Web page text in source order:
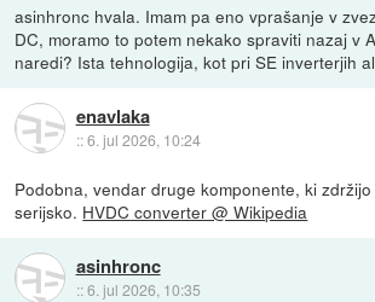
asinhronc hvala. Imam pa eno vprašanje v
DC, moramo to potem nekako spraviti nazaj v
naredi? Ista tehnologija, kot pri SE inverterjih
enavlaka
::6. jul 2026, 10:24
Podobna, vendar druge komponente, ki
serijsko. HVDC converter @ Wikipedia
asinhronc
::6. jul 2026, 10:35